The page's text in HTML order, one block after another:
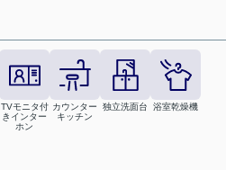
TVモニタ付
きインター
ホン
カウンター
キッチン
独立洗面台 浴室乾燥機